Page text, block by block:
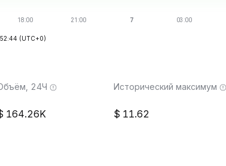
(UTC+0)
24Ч
164.26K
Исторический максимум
11.62